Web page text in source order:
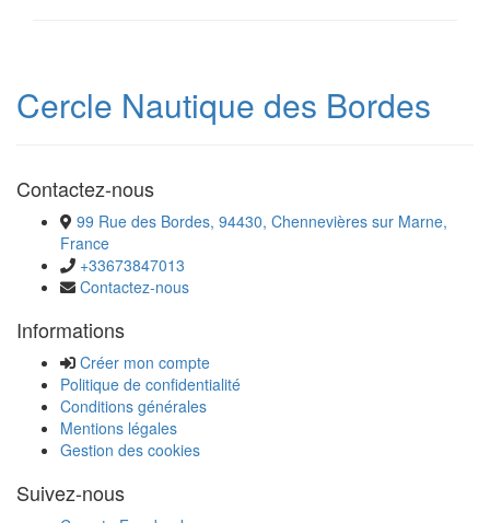
Cercle Nautique des Bordes
Contactez-nous
99 Rue des Bordes, 94430, Chennevières sur Marne,
France
+33673847013
Contactez-nous
Informations
Créer mon compte
Politique de confidentialité
Conditions générales
Mentions légales
Gestion des cookies
Suivez-nous